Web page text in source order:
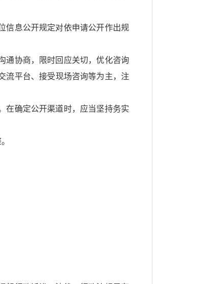
息公开规定对依申请公开作出规
通协商，限时回应关切，优化咨询
流平台、接受现场咨询等为主，注
确定公开渠道时，应当坚持务实